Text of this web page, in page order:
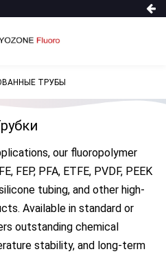
ТРУБЫ
our fluoropolymer
FEP, PFA, ETFE, PVDF, PEEK
tubing, and other high-
Available in standard or
outstanding chemical
stability, and long-term